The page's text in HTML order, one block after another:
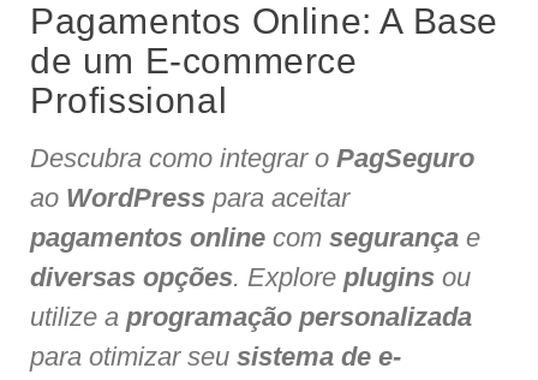
Pagamentos Online: A Base
de um E-commerce
Profissional
Descubra como integrar o PagSeguro
ao WordPress para aceitar
pagamentos online com segurança e
diversas opções. Explore plugins ou
utilize a programação personalizada
para otimizar seu sistema de e-